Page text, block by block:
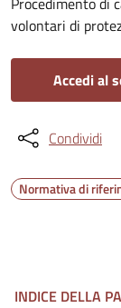
volontari di
Accedi al
Condividi
Normativa di
INDICE DELLA